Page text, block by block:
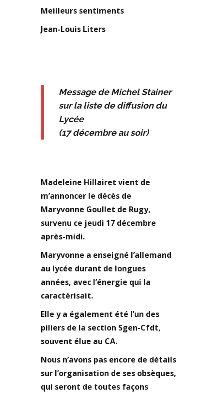
Meilleurs sentiments
Jean-Louis Liters
Message de Michel Stainer
sur la liste de diffusion du
Lycée
(17 décembre au soir)
Madeleine Hillairet vient de
m’annoncer le décès de
Maryvonne Goullet de Rugy,
survenu ce jeudi 17 décembre
après-midi.
Maryvonne a enseigné l’allemand
au lycée durant de longues
années, avec l’énergie qui la
caractérisait.
Elle y a également été l’un des
piliers de la section Sgen-Cfdt,
souvent élue au CA.
Nous n’avons pas encore de détails
sur l’organisation de ses obsèques,
qui seront de toutes façons